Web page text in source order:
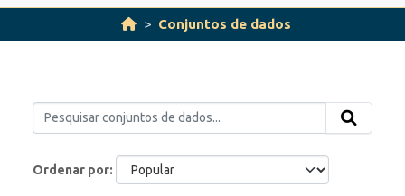
Conjuntos de dados
Ordenar por